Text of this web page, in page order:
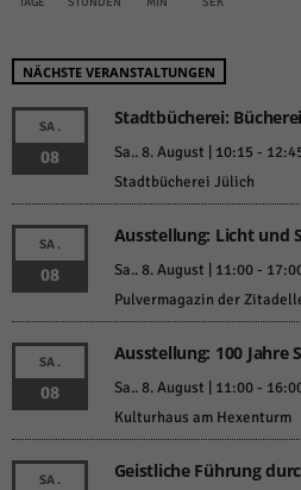
NÄCHSTE VERANSTALTUNGEN
SA.
08
Stadtbücherei:
Sa.. 8. August | 10:15 -
Stadtbücherei Jülich
SA.
08
Ausstellung: Licht und
Sa.. 8. August | 11:00-
Pulvermagazin der
SA.
08
Ausstellung: 100 Jahre
Sa.. 8. August | 11:00-
Kulturhaus am Hexenturm
SA. Geistliche Führung